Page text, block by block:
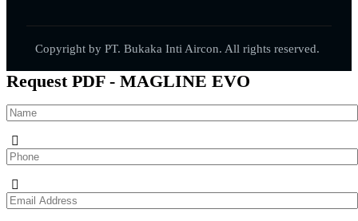
Copyright by PT. Bukaka Inti Aircon. All rights reserved.
Request PDF - MAGLINE EVO